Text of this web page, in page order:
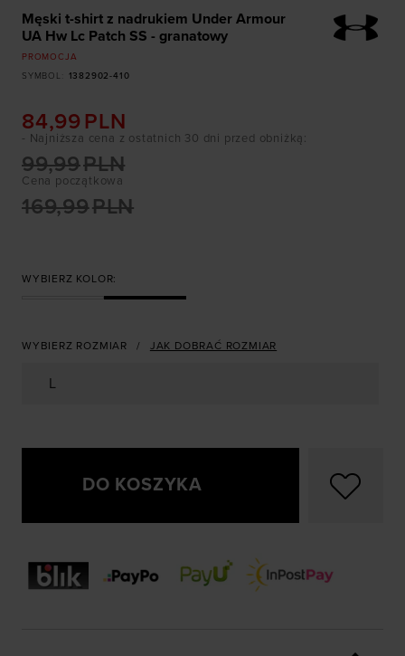
Męski t-shirt z nadrukiem Under Armour
UA Hw Lc Patch SS - granatowy
PROMOCJA
SYMBOL
1382902-410
84,99 PLN
Cena początkowa
169,99PLN
99,99PLN
- Najniższa cena z ostatnich 30 dni przed obniżką:
WYBIERZ KOLOR:
WYBIERZ ROZMIAR JAK DOBRAĆ ROZMIAR
L
DO KOSZYKA